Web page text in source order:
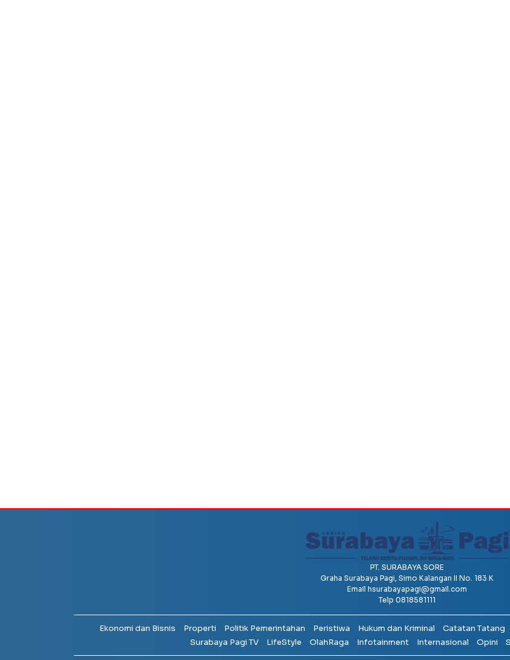
PT. SURABAYA SORE
Graha Surabaya Pagi, Simo Kalangan II No. 183 K
Email hsurabayapagi@gmail.com
Telp 0818581111
Ekonomi dan Bisnis Properti Politik Pemerintahan Peristiwa Hukum dan Kriminal Catatan Tatang
Surabaya Pagi TV
LifeStyle OlahRaga Infotainment Internasional Opini